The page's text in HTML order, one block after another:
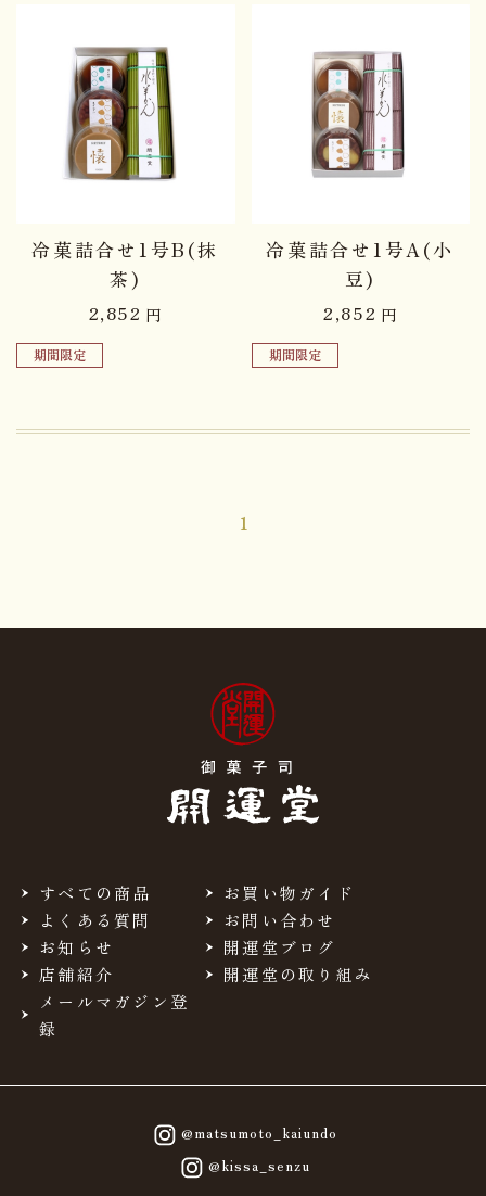
冷菓詰合せ1号B(抹
茶)
2,852 円
期間限定
冷菓詰合せ1号A(小
豆)
2,852 円
期間限定
1
すべての商品
お買い物ガイド
よくある質問
お問い合わせ
お知らせ
開運堂ブログ
店舗紹介
開運堂の取り組み
メールマガジン登
録
@matsumoto_kaiundo
@kissa_senzu